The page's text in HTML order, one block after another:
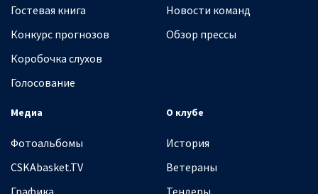
Гостевая книга
Конкурс прогнозов
Коробочка слухов
Голосование
Новости команд
Обзор прессы
Медиа
Фотоальбомы
CSKAbasket.TV
Графика
О клубе
История
Ветераны
Тендеры